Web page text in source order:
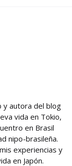
y autora del blog
vida en Tokio,
en Brasil
nipo-brasileña.
experiencias y
en Japón.